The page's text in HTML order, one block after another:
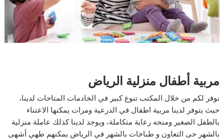
مربية أطفال منزلية الرياض
نوفر لكم من خلال المكتب تنوع كبير في الخادمات المتاحات لدينا،
حيث يتوفر لدينا مربية اطفال في الدرعية ومرات يمكنها الاعتناء
بالطفل الصغير ومنحه رعاية متكاملة، ويوجد لدينا كذلك عاملة منزلية
بالشهر حى التعاون و طباخات بالشهر في الرياض يمكنهم طهي أشهى